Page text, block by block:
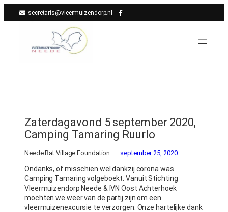
secretaris@vleermuizendorp.nl
Zaterdagavond 5 september 2020,
Camping Tamaring Ruurlo
Neede Bat Village Foundation september 25, 2020
Ondanks, of misschien wel dankzij corona was
Camping Tamaring volgeboekt. Vanuit Stichting
Vleermuizendorp Neede & IVN Oost Achterhoek
mochten we weer van de partij zijn om een
vleermuizenexcursie te verzorgen. Onze hartelijke dank